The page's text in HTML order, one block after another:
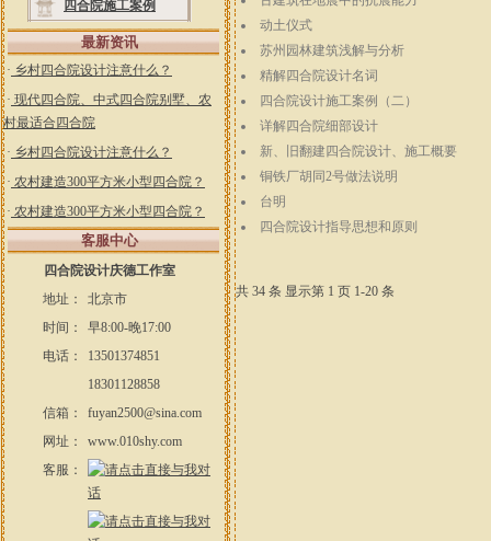
四合院施工案例
最新资讯
· 乡村四合院设计注意什么？
· 现代四合院、中式四合院别墅、农
村最适合四合院
· 乡村四合院设计注意什么？
· 农村建造300平方米小型四合院？
· 农村建造300平方米小型四合院？
客服中心
四合院设计庆德工作室
地址：
北京市
时间：
早8:00-晚17:00
电话：
13501374851
18301128858
信箱：
fuyan2500@sina.com
网址：
www.010shy.com
客服：
动土仪式
苏州园林建筑浅解与分析
精解四合院设计名词
四合院设计施工案例（二）
详解四合院细部设计
新、旧翻建四合院设计、施工概要
铜铁厂胡同2号做法说明
台明
四合院设计指导思想和原则
共 34 条 显示第 1 页 1-20 条